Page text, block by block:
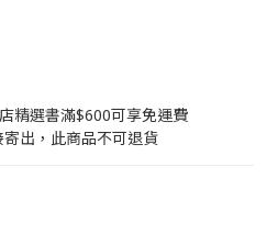
精選書滿$600可享免運費
出，此商品不可退貨